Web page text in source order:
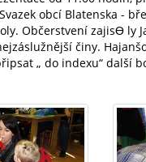
obcí Blatenska -
Občerstvení zajisƟ ly
činy.
„ do indexu“ další